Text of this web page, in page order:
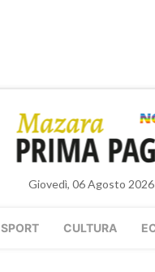
Giovedì, 06 Agosto
SPORT CULTURA